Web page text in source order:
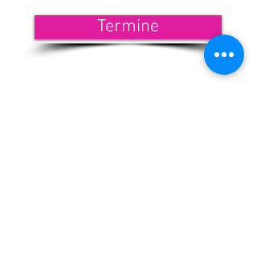
Termine
<<< Hier findest Du die aktuellen